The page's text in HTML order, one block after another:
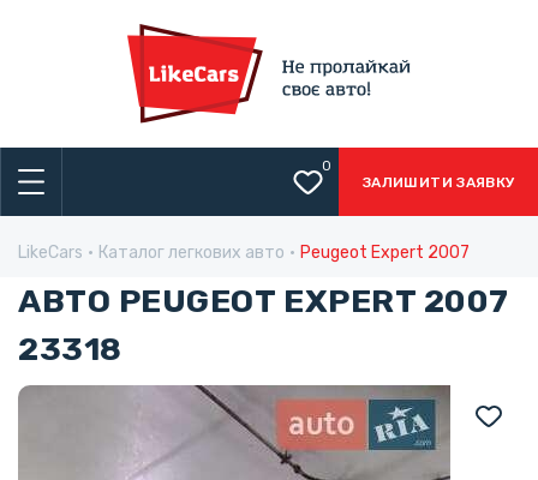
0
ЗАЛИШИТИ ЗАЯВКУ
LikeCars Каталог легкових авто Peugeot Expert 2007
АВТО PEUGEOT EXPERT 2007
23318